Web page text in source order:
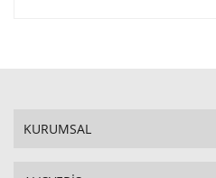
KURUMSAL